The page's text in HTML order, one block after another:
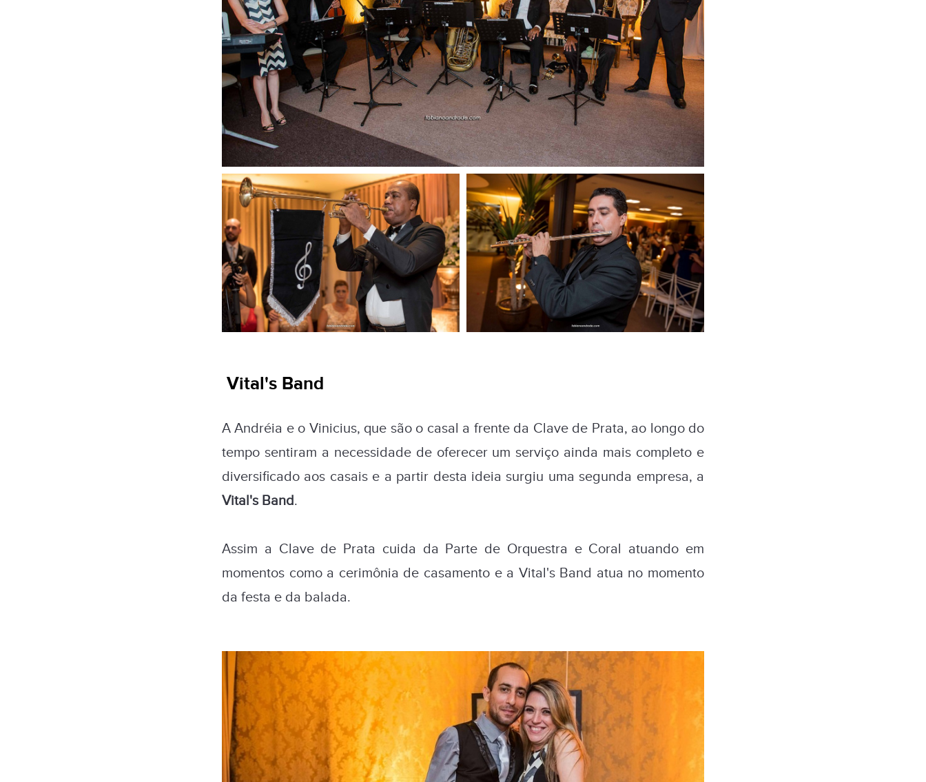
Vital's Band
A Andréia e o Vinicius, que são o casal a frente da Clave de Prata, ao longo do
tempo sentiram a necessidade de oferecer um serviço ainda mais completo e
diversificado aos casais e a partir desta ideia surgiu uma segunda empresa, a
Vital's Band.
Assim a Clave de Prata cuida da Parte de Orquestra e Coral atuando em
momentos como a cerimônia de casamento e a Vital's Band atua no momento
da festa e da balada.